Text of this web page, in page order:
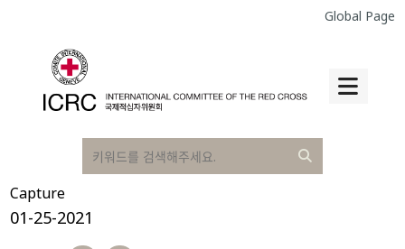
Global Page
Capture
01-25-2021